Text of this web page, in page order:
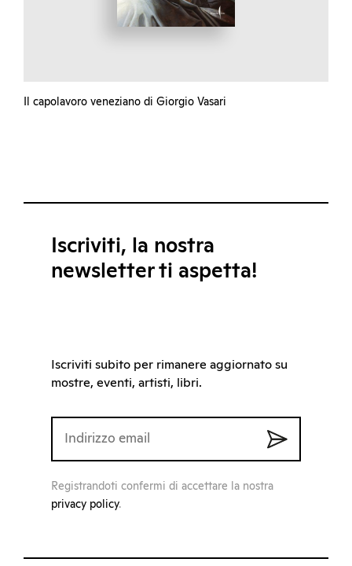
Il capolavoro veneziano di Giorgio Vasari
Iscriviti, la nostra
newsletter ti aspetta!
Iscriviti subito per rimanere aggiornato su
mostre, eventi, artisti, libri.
Registrandoti confermi di accettare la nostra
privacy policy.